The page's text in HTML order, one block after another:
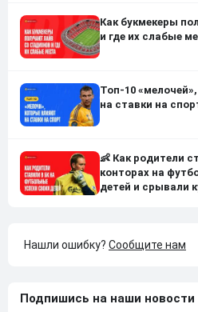
Как букмекеры
и где их слабые
Топ-10
на ставки на
👶 Как родители
конторах на
детей и срывали
Нашли ошибку? Сообщите нам
Подпишись на наши новости